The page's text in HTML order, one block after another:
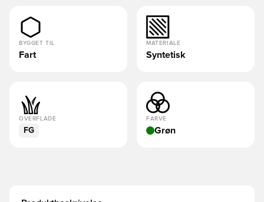
BYGGET TIL
Fart
MATERIALE
Syntetisk
OVERFLADE
FG
FARVE
Grøn